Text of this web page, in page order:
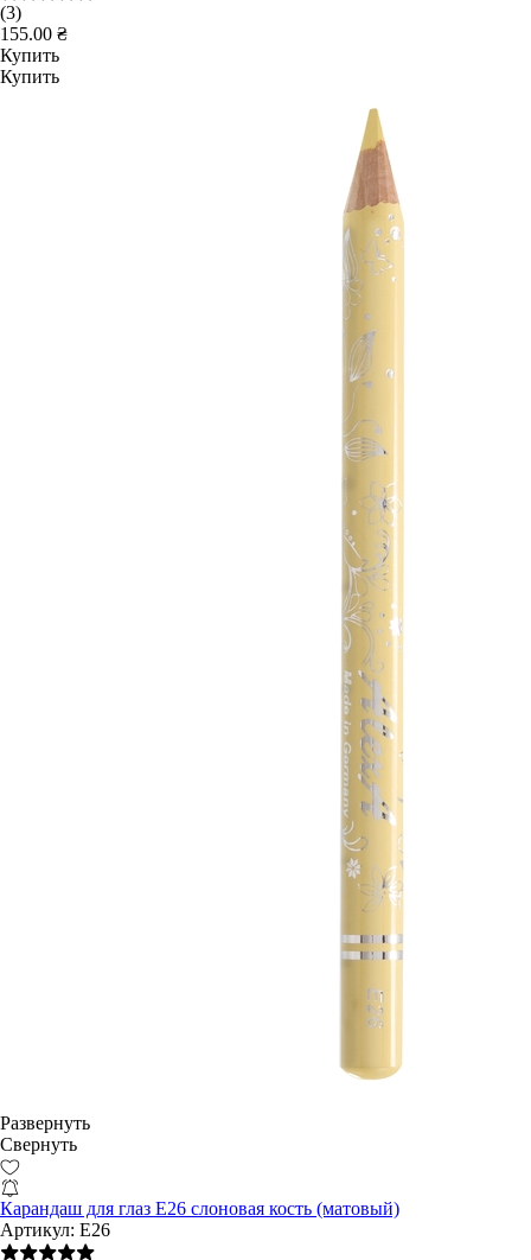
(3)
155.00 ₴
Купить
Купить
Развернуть
Свернуть
Карандаш для глаз E26 слоновая кость (матовый)
Артикул: E26